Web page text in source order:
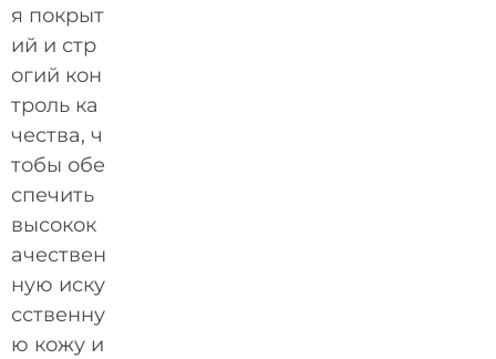
я покрыт
ий и стр
огий кон
троль ка
чества, ч
тобы обе
спечить
высокок
ачествен
ную иску
сственну
ю кожу и